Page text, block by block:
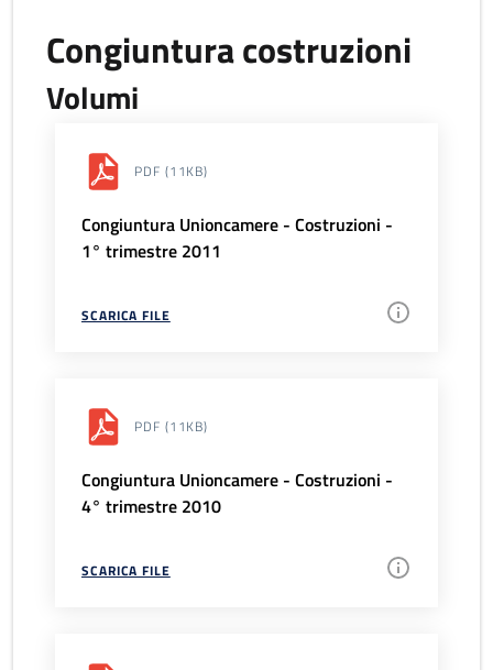
Congiuntura costruzioni
Volumi
PDF (11KB)
Congiuntura Unioncamere - Costruzioni -
1° trimestre 2011
SCARICA FILE
PDF (11KB)
Congiuntura Unioncamere - Costruzioni -
4° trimestre 2010
SCARICA FILE